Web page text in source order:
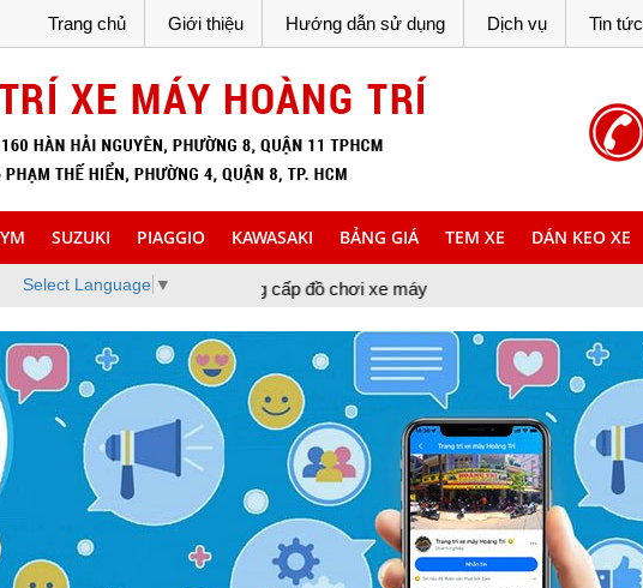
Trang chủ Giới thiệu Hướng dẫn sử dụng Dịch vụ Tin tức
SUZUKI PIAGGIO KAWASAKI BẢNG GIÁ TEM XE DÁN KEO XE
Select Language ▼
xe máy, cung cấp đồ chơi xe máy